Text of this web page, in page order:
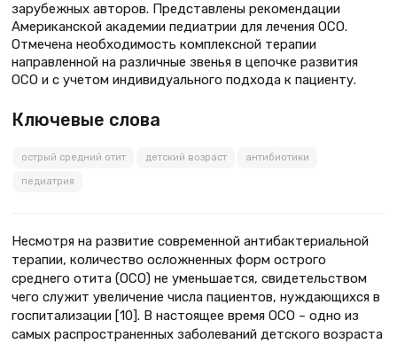
зарубежных авторов. Представлены рекомендации
Американской академии педиатрии для лечения ОСО.
Отмечена необходимость комплексной терапии
направленной на различные звенья в цепочке развития
ОСО и с учетом индивидуального подхода к пациенту.
Ключевые слова
острый средний отит детский возраст антибиотики
педиатрия
Несмотря на развитие современной антибактериальной
терапии, количество осложненных форм острого
среднего отита (ОСО) не уменьшается, свидетельством
чего служит увеличение числа пациентов, нуждающихся в
госпитализации [10]. В настоящее время ОСО – одно из
самых распространенных заболеваний детского возраста